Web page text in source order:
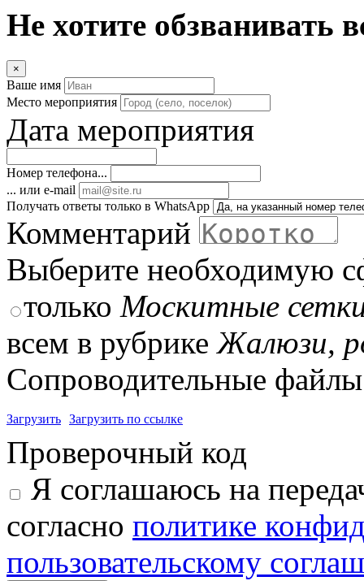
Не хотите обзванивать
×
Ваше имя
Место мероприятия
Дата мероприятия
Номер телефона...
... или e-mail
Получать ответы только в WhatsApp
Комментарий
Выберите необходимую
только Москитные
всем в рубрике Жалюзи,
Сопроводительные
Загрузить Загрузить по ссылке
Проверочный код
Я соглашаюсь на
согласно политике
пользовательскому